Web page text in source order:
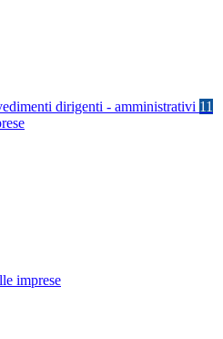
dirigenti - amministrativi 11
imprese